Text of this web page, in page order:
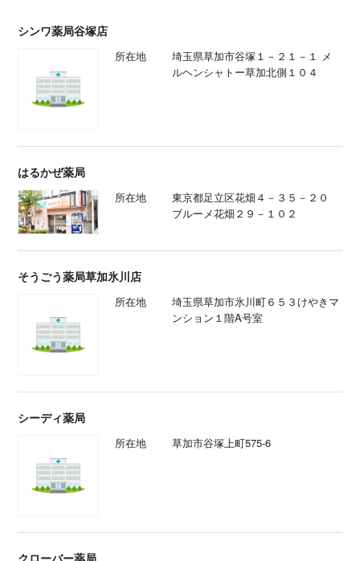
シンワ薬局谷塚店
所在地
埼玉県草加市谷塚１－２１－１ メ
ルヘンシャトー草加北側１０４
はるかぜ薬局
所在地
東京都足立区花畑４－３５－２０
ブルーメ花畑２９－１０２
そうごう薬局草加氷川店
所在地
埼玉県草加市氷川町６５３けやきマ
ンション１階A号室
シーディ薬局
所在地 草加市谷塚上町575-6